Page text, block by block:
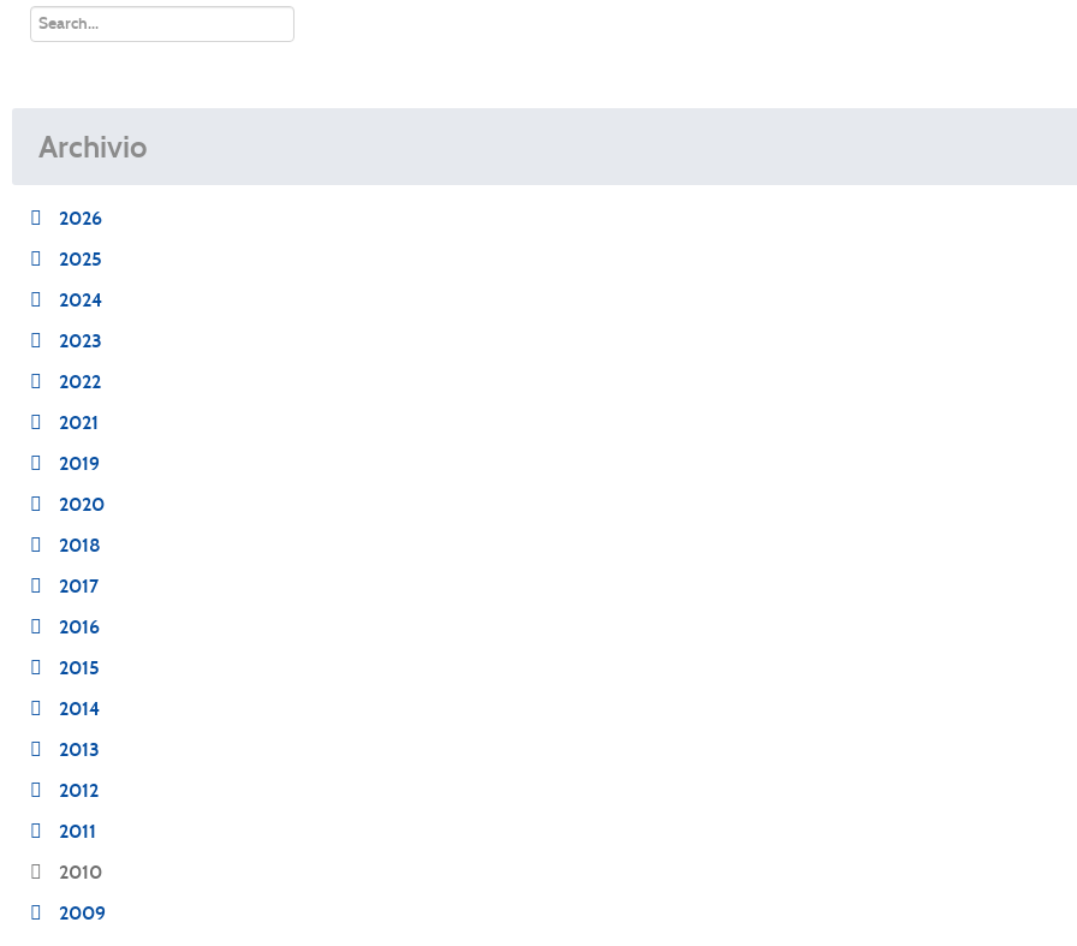
Archivio
2026
2025
2024
2023
2022
2021
2019
2020
2018
2017
2016
2015
2014
2013
2012
2011
2010
2009